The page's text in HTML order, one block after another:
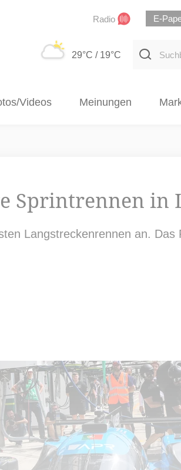
Radio E-
29°C / 19°C
Suchbegriff
Videos Meinungen
Sprintrennen in
Langstreckenrennen an. Das